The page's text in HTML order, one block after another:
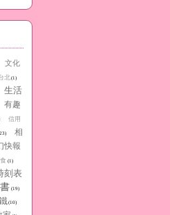
文化
北 (1)
生活
有趣
信用
相
快報
食 (1)
刻表
書 (19)
(10)